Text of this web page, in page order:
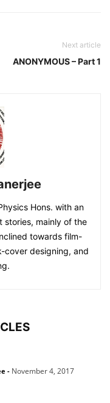
Next article
ANONYMOUS – Part 1
Hons. with an
stories, mainly of the
towards film-
cover designing, and
- November 4, 2017